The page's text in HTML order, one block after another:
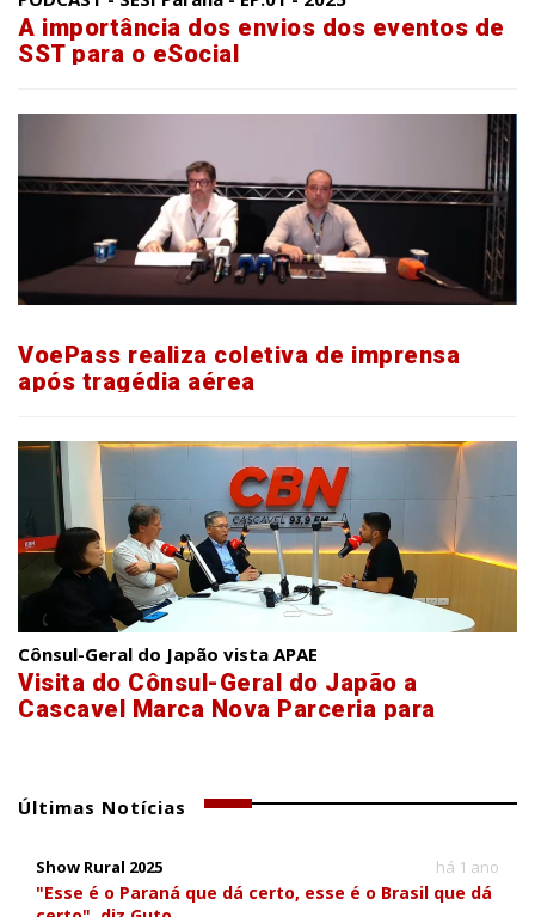
A importância dos envios dos eventos de
SST para o eSocial
VoePass realiza coletiva de imprensa
após tragédia aérea
Cônsul-Geral do Japão vista APAE
Visita do Cônsul-Geral do Japão a
Cascavel Marca Nova Parceria para
Últimas Notícias
Show Rural 2025 há 1 ano
"Esse é o Paraná que dá certo, esse é o Brasil que dá